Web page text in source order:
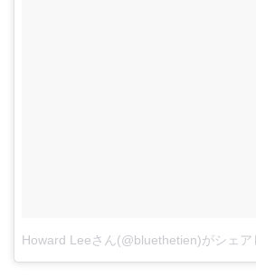
Howard Leeさん(@bluethetien)がシェア